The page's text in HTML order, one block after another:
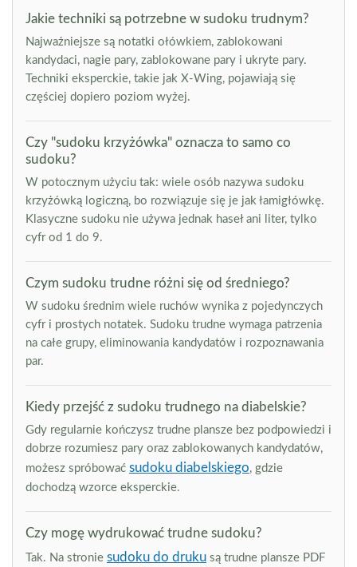
Jakie techniki są potrzebne w sudoku trudnym?
Najważniejsze są notatki ołówkiem, zablokowani
kandydaci, nagie pary, zablokowane pary i ukryte pary.
Techniki eksperckie, takie jak X-Wing, pojawiają się
częściej dopiero poziom wyżej.
Czy "sudoku krzyżówka" oznacza to samo co
sudoku?
W potocznym użyciu tak: wiele osób nazywa sudoku
krzyżówką logiczną, bo rozwiązuje się je jak łamigłówkę.
Klasyczne sudoku nie używa jednak haseł ani liter, tylko
cyfr od 1 do 9.
Czym sudoku trudne różni się od średniego?
W sudoku średnim wiele ruchów wynika z pojedynczych
cyfr i prostych notatek. Sudoku trudne wymaga patrzenia
na całe grupy, eliminowania kandydatów i rozpoznawania
par.
Kiedy przejść z sudoku trudnego na diabelskie?
Gdy regularnie kończysz trudne plansze bez podpowiedzi i
dobrze rozumiesz pary oraz zablokowanych kandydatów,
możesz spróbować sudoku diabelskiego, gdzie
dochodzą wzorce eksperckie.
Czy mogę wydrukować trudne sudoku?
Tak. Na stronie sudoku do druku są trudne plansze PDF